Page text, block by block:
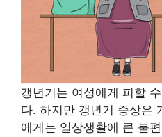
갱년기는 여성에게 피할
다. 하지만 갱년기 증상은
에게는 일상생활에 큰 불